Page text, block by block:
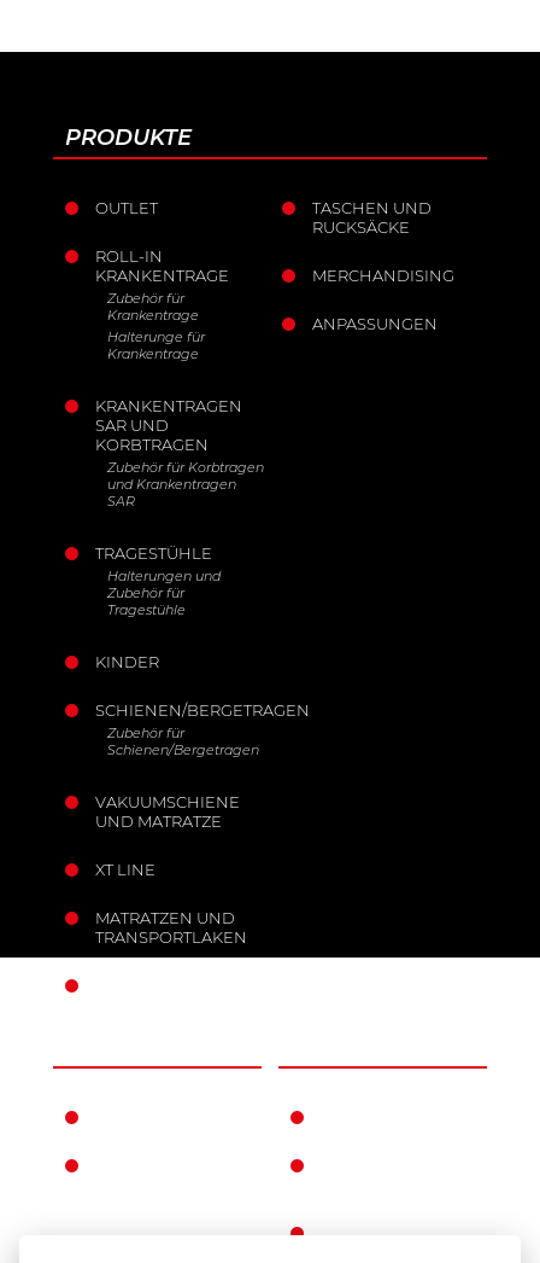
PRODUKTE
OUTLET
ROLL-IN
KRANKENTRAGE
Zubehör für
Krankentrage
Halterunge für
Krankentrage
KRANKENTRAGEN
SAR UND
KORBTRAGEN
Zubehör für Korbtragen
und Krankentragen
SAR
TRAGESTÜHLE
Halterungen und
Zubehör für
Tragestühle
KINDER
SCHIENEN/BERGETRAGEN
Zubehör für
Schienen/Bergetragen
VAKUUMSCHIENE
UND MATRATZE
XT LINE
MATRATZEN UND
TRANSPORTLAKEN
TASCHEN UND
RUCKSÄCKE
MERCHANDISING
ANPASSUNGEN